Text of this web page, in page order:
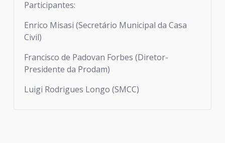
Participantes:
Enrico Misasi (Secretário Municipal da Casa
Civil)
Francisco de Padovan Forbes (Diretor-
Presidente da Prodam)
Luigi Rodrigues Longo (SMCC)